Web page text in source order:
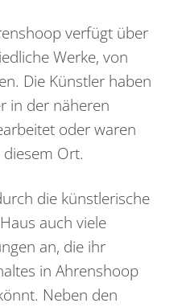
verfügt über
Werke, von
Die Künstler haben
in der näheren
oder waren
Ort.
die künstlerische
auch viele
an, die ihr
in Ahrenshoop
Neben den